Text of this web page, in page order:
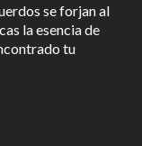
se forjan al
la esencia de
tu